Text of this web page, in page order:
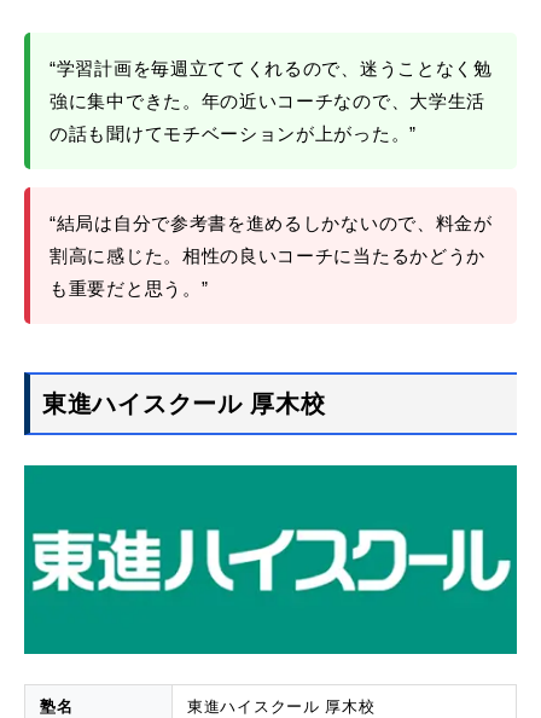
“学習計画を毎週立ててくれるので、迷うことなく勉
強に集中できた。年の近いコーチなので、大学生活
の話も聞けてモチベーションが上がった。”
“結局は自分で参考書を進めるしかないので、料金が
割高に感じた。相性の良いコーチに当たるかどうか
も重要だと思う。”
東進ハイスクール 厚木校
塾名 東進ハイスクール 厚木校